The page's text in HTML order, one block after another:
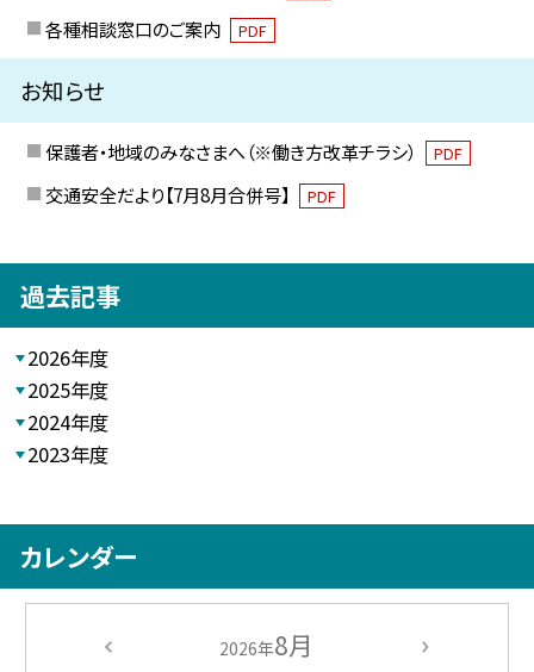
各種相談窓口のご案内 PDF
お知らせ
保護者・地域のみなさまへ（※働き方改革チラシ） PDF
交通安全だより【7月8月合併号】 PDF
過去記事
2026年度
2025年度
2024年度
2023年度
カレンダー
2026年8月